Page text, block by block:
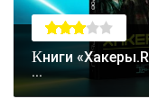
Книги «Хакеры.RU» и «Белый хакер» еще можно
...